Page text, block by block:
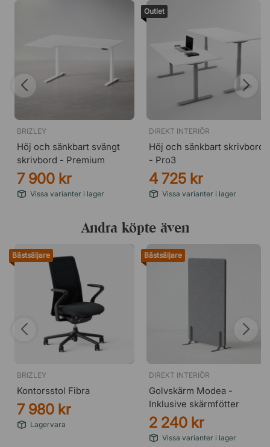
BRIZLEY
Höj och sänkbart svängt
skrivbord - Premium
7 900 kr
Vissa varianter i lager
Outlet
DIREKT INTERIÖR
Höj och sänkbart skrivbord
- Pro3
4 725 kr
Vissa varianter i lager
Andra köpte även
Bästsäljare
BRIZLEY
Kontorsstol Fibra
7 980 kr
Lagervara
Bästsäljare
DIREKT INTERIÖR
Golvskärm Modea -
Inklusive skärmfötter
2 240 kr
Vissa varianter i lager